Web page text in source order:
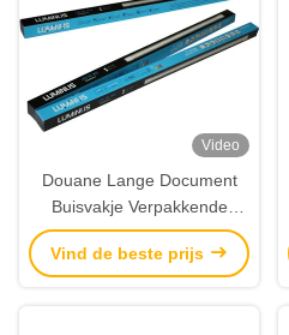
Video
Douane Lange Document
Buisvakje Verpakkende
Fabriek met Kunstwerkdruk
Vind de beste prijs